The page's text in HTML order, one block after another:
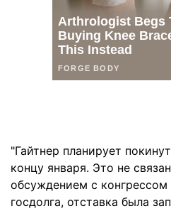
"Гайтнер планирует
концу января. Это не
обсуждением с
госдолга, отставка была